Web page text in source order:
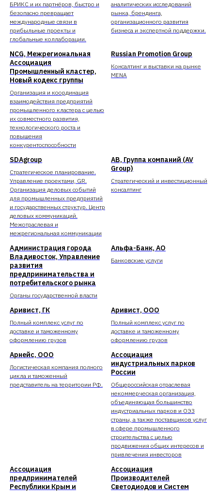
БРИКС и их партнёров, быстро и
безопасно превращает
международные связи в
прибыльные проекты и
глобальные коллаборации.
аналитических исследований
рынка, брендинга,
организационного развития
бизнеса и экспертной поддержки.
NCG, Межрегиональная
Ассоциация
Промышленный кластер,
Новый кодекс группы
Организация и координация
взаимодействия предприятий
промышленного кластера с целью
их совместного развития,
технологического роста и
повышения
конкурентоспособности
Russian Promotion Group
Консалтинг и выставки на рынке
MENA
SDAgroup
Стратегическое планирование.
Управление проектами, GR.
Организация деловых событий
для промышленных предприятий
и государственных структур. Центр
деловых коммуникаций.
Межотраслевая и
межрегиональная коммуникации
АВ, Группа компаний (AV
Group)
Cтратегический и инвестиционный
консалтинг
Администрация города
Владивосток, Управление
развития
предпринимательства и
потребительского рынка
Органы государственной власти
Альфа-Банк, АО
Банковские услуги
Аривист, ГК
Полный комплекс услуг по
доставке и таможенному
оформлению грузов
Аривист, ООО
Полный комплекс услуг по
доставке и таможенному
оформлению грузов
Арнейс, ООО
Логистическая компания полного
цикла и таможенный
представитель на территории РФ.
Ассоциация
индустриальных парков
России
Общероссийская отраслевая
некоммерческая организация,
объединяющая большинство
индустриальных парков и ОЭЗ
страны, а также поставщиков услуг
в сфере промышленного
строительства с целью
продвижения общих интересов и
привлечения инвесторов
Ассоциация
предпринимателей
Республики Крым и
Ассоциация
Производителей
Светодиодов и Систем